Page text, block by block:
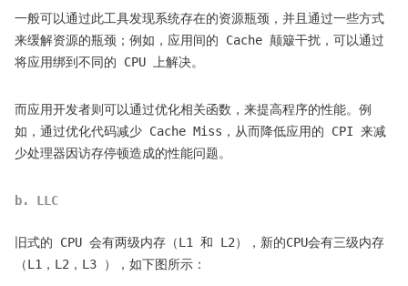
一般可以通过此工具发现系统存在的资源瓶颈，并且通过一些方式
来缓解资源的瓶颈；例如，应用间的 Cache 颠簸干扰，可以通过
将应用绑到不同的 CPU 上解决。
而应用开发者则可以通过优化相关函数，来提高程序的性能。例
如，通过优化代码减少 Cache Miss，从而降低应用的 CPI 来减
少处理器因访存停顿造成的性能问题。
b. LLC
旧式的 CPU 会有两级内存（L1 和 L2），新的CPU会有三级内存
（L1，L2，L3 ），如下图所示：